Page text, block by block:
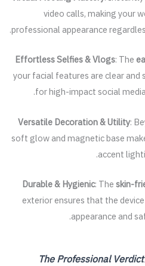
video calls, making your
professional appearance
Effortless Selfies & Vlogs: The
your facial features are clear and
for high-impact social
Versatile Decoration & Utility:
soft glow and magnetic base
accent
Durable & Hygienic: Theskin-
exterior ensures that the
appearance and
The Professional Verdict